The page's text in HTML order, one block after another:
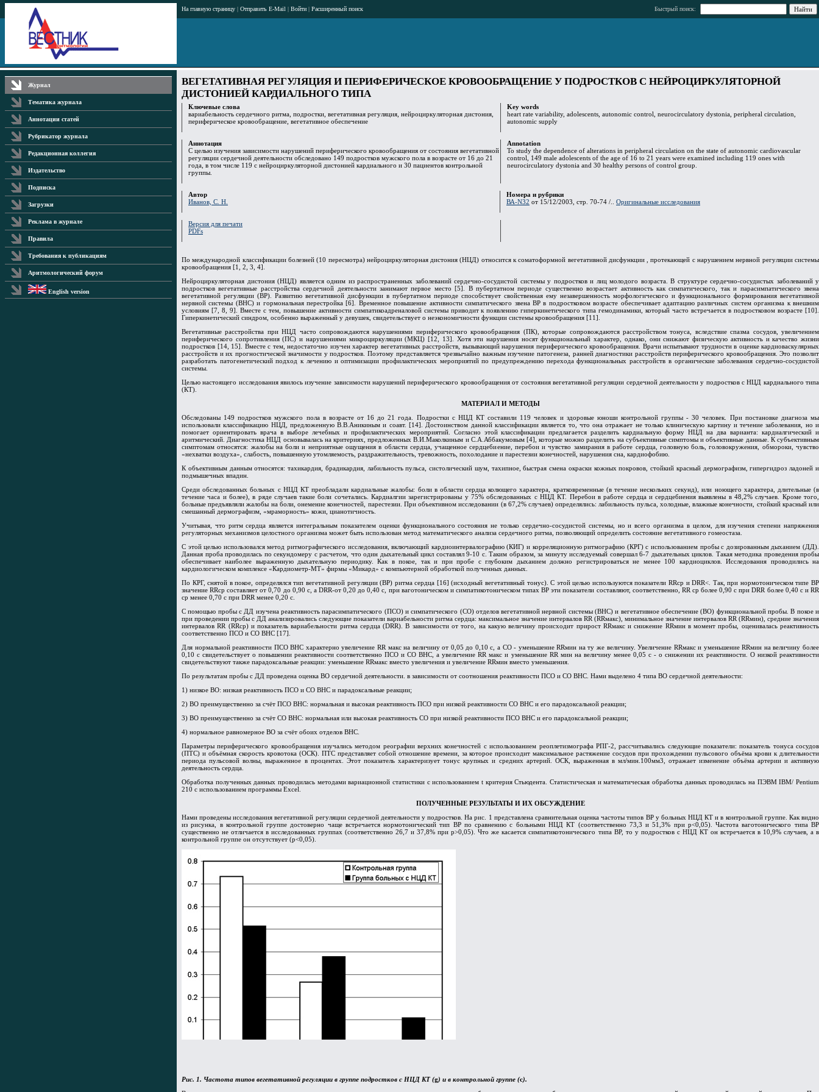
На главную страницу | Отправить E-Mail | Войти | Расширенный поиск Быстрый поиск:
Журнал
Тематика журнала
Аннотации статей
Рубрикатор журнала
Редакционная коллегия
Издательство
Подписка
Загрузки
Реклама в журнале
Правила
Требования к публикациям
Аритмологический форум
English version
ВЕГЕТАТИВНАЯ РЕГУЛЯЦИЯ И ПЕРИФЕРИЧЕСКОЕ КРОВООБРАЩЕНИЕ У ПОДРОСТКОВ С НЕЙРОЦИРКУЛЯТОРНОЙ
ДИСТОНИЕЙ КАРДИАЛЬНОГО ТИПА
Ключевые слова
вариабельность сердечного ритма, подростки, вегетативная регуляция, нейроциркуляторная дистония,
периферическое кровообращение, вегетативное обеспечение
Key words
heart rate variability, adolescents, autonomic control, neurocirculatory dystonia, peripheral circulation,
autonomic supply
Аннотация
С целью изучения зависимости нарушений периферического кровообращения от состояния вегетативной
регуляции сердечной деятельности обследовано 149 подростков мужского пола в возрасте от 16 до 21
года, в том числе 119 с нейроциркуляторной дистонией кардиального и 30 пациентов контрольной
группы.
Annotation
To study the dependence of alterations in peripheral circulation on the state of autonomic cardiovascular
control, 149 male adolescents of the age of 16 to 21 years were examined including 119 ones with
neurocirculatory dystonia and 30 healthy persons of control group.
Автор
Иванов, С. Н.
Номера и рубрики
ВА-N32 от 15/12/2003, стр. 70-74 /.. Оригинальные исследования
Версия для печати
PDFs
По международной классификации болезней (10 пересмотра) нейроциркуляторная дистония (НЦД) относится к соматоформной вегетативной дисфункции , протекающей с нарушением нервной регуляции системы
кровообращения [1, 2, 3, 4].
Нейроциркуляторная дистония (НЦД) является одним из распространенных заболеваний сердечно-сосудистой системы у подростков и лиц молодого возраста. В структуре сердечно-сосудистых заболеваний у
подростков вегетативные расстройства сердечной деятельности занимают первое место [5]. В пубертатном периоде существенно возрастает активность как симпатического, так и парасимпатического звена
вегетативной регуляции (ВР). Развитию вегетативной дисфункции в пубертатном периоде способствует свойственная ему незавершенность морфологического и функционального формирования вегетативной
нервной системы (ВНС) и гормональная перестройка [6]. Временное повышение активности симпатического звена ВР в подростковом возрасте обеспечивает адаптацию различных систем организма к внешним
условиям [7, 8, 9]. Вместе с тем, повышение активности симпатикоадреналовой системы приводит к появлению гиперкинетического типа гемодинамики, который часто встречается в подростковом возрасте [10].
Гиперкинетический синдром, особенно выраженный у девушек, свидетельствует о неэкономичности функции системы кровообращения [11].
Вегетативные расстройства при НЦД часто сопровождаются нарушениями периферического кровообращения (ПК), которые сопровождаются расстройством тонуса, вследствие спазма сосудов, увеличением
периферического сопротивления (ПС) и нарушениями микроциркуляции (МКЦ) [12, 13]. Хотя эти нарушения носят функциональный характер, однако, они снижают физическую активность и качество жизни
подростков [14, 15]. Вместе с тем, недостаточно изучен характер вегетативных расстройств, вызывающий нарушения периферического кровообращения. Врачи испытывают трудности в оценке кардиоваскулярных
расстройств и их прогностической значимости у подростков. Поэтому представляется чрезвычайно важным изучение патогенеза, ранней диагностики расстройств периферического кровообращения. Это позволит
разработать патогенетический подход к лечению и оптимизации профилактических мероприятий по предупреждению перехода функциональных расстройств в органические заболевания сердечно-сосудистой
системы.
Целью настоящего исследования явилось изучение зависимости нарушений периферического кровообращения от состояния вегетативной регуляции сердечной деятельности у подростков с НЦД кардиального типа
(КТ).
МАТЕРИАЛ И МЕТОДЫ
Обследованы 149 подростков мужского пола в возрасте от 16 до 21 года. Подростки с НЦД КТ составили 119 человек и здоровые юноши контрольной группы - 30 человек. При постановке диагноза мы
использовали классификацию НЦД, предложенную В.В.Аникиным и соавт. [14]. Достоинством данной классификации является то, что она отражает не только клиническую картину и течение заболевания, но и
помогает ориентировать врача в выборе лечебных и профилактических мероприятий. Согласно этой классификации предлагается разделить кардиальную форму НЦД на два варианта: кардиалгический и
аритмический. Диагностика НЦД основывалась на критериях, предложенных В.И.Маколкиным и С.А.Аббакумовым [4], которые можно разделить на субъективные симптомы и объективные данные. К субъективным
симптомам относятся: жалобы на боли и неприятные ощущения в области сердца, учащенное сердцебиение, перебои и чувство замирания в работе сердца, головную боль, головокружения, обмороки, чувство
«нехватки воздуха», слабость, повышенную утомляемость, раздражительность, тревожность, похолодание и парестезии конечностей, нарушения сна, кардиофобию.
К объективным данным относятся: тахикардия, брадикардия, лабильность пульса, систолический шум, тахипное, быстрая смена окраски кожных покровов, стойкий красный дермографизм, гипергидроз ладоней и
подмышечных впадин.
Среди обследованных больных с НЦД КТ преобладали кардиальные жалобы: боли в области сердца колющего характера, кратковременные (в течение нескольких секунд), или ноющего характера, длительные (в
течение часа и более), в ряде случаев такие боли сочетались. Кардиалгии зарегистрированы у 75% обследованных с НЦД КТ. Перебои в работе сердца и сердцебиения выявлены в 48,2% случаев. Кроме того,
больные предъявляли жалобы на боли, онемение конечностей, парестезии. При объективном исследовании (в 67,2% случаев) определялись: лабильность пульса, холодные, влажные конечности, стойкий красный или
смешанный дермографизм, «мраморность» кожи, цианотичность.
Учитывая, что ритм сердца является интегральным показателем оценки функционального состояния не только сердечно-сосудистой системы, но и всего организма в целом, для изучения степени напряжения
регуляторных механизмов целостного организма может быть использован метод математического анализа сердечного ритма, позволяющий определить состояние вегетативного гомеостаза.
С этой целью использовался метод ритмографического исследования, включающий кардиоинтервалографию (КИГ) и корреляционную ритмографию (КРГ) с использованием пробы с дозированным дыханием (ДД).
Данная проба проводилась по секундомеру с расчетом, что один дыхательный цикл составлял 9-10 с. Таким образом, за минуту исследуемый совершал 6-7 дыхательных циклов. Такая методика проведения пробы
обеспечивает наиболее выраженную дыхательную периодику. Как в покое, так и при пробе с глубоким дыханием должно регистрироваться не менее 100 кардиоциклов. Исследования проводились на
кардиологическом комплексе «Кардиометр-МТ» фирмы «Микард» с компьютерной обработкой полученных данных.
По КРГ, снятой в покое, определялся тип вегетативной регуляции (ВР) ритма сердца [16] (исходный вегетативный тонус). С этой целью используются показатели RRср иDRR<. Так, при нормотоническом типе ВР
значение RRcр составляет от 0,70 до 0,90 с, аDRR-от 0,20 до 0,40 с, при ваготоническом и симпатикотоническом типах ВР эти показатели составляют, соответственно, RR ср более 0,90 с приDRR более 0,40 с и RR
ср менее 0,70 с при DRR менее 0,20 с.
С помощью пробы с ДД изучена реактивность парасимпатического (ПСО) и симпатического (СО) отделов вегетативной нервной системы (ВНС) и вегетативное обеспечение (ВО) функциональной пробы. В покое и
при проведении пробы с ДД анализировались следующие показатели вариабельности ритма сердца: максимальное значение интервалов RR (RRмакс), минимальное значение интервалов RR (RRмин), средние значения
интервалов RR (RRср) и показатель вариабельности ритма сердца (DRR). В зависимости от того, на какую величину происходит прирост RRмакс и снижение RRмин в момент пробы, оценивалась реактивность
соответственно ПСО и СО ВНС [17].
Для нормальной реактивности ПСО ВНС характерно увеличение RR макс на величину от 0,05 до 0,10 с, а СО - уменьшение RRмин на ту же величину. Увеличение RRмакс и уменьшение RRмин на величину более
0,10 с свидетельствует о повышении реактивности соответственно ПСО и СО ВНС, а увеличение RR макс и уменьшение RR мин на величину менее 0,05 с - о снижении их реактивности. О низкой реактивности
свидетельствуют также парадоксальные реакции: уменьшение RRмакс вместо увеличения и увеличение RRмин вместо уменьшения.
По результатам пробы с ДД проведена оценка ВО сердечной деятельности. в зависимости от соотношения реактивности ПСО и СО ВНС. Нами выделено 4 типа ВО сердечной деятельности:
1) низкое ВО: низкая реактивность ПСО и СО ВНС и парадоксальные реакции;
2) ВО преимущественно за счёт ПСО ВНС: нормальная и высокая реактивность ПСО при низкой реактивности СО ВНС и его парадоксальной реакции;
3) ВО преимущественно за счёт СО ВНС: нормальная или высокая реактивность СО при низкой реактивности ПСО ВНС и его парадоксальной реакции;
4) нормальное равномерное ВО за счёт обоих отделов ВНС.
Параметры периферического кровообращения изучались методом реографии верхних конечностей с использованием реоплетизмографа РПГ-2, рассчитывались следующие показатели: показатель тонуса сосудов
(ПТС) и объёмная скорость кровотока (ОСК). ПТС представляет собой отношение времени, за которое происходит максимальное растяжение сосудов при прохождении пульсового объёма крови к длительности
периода пульсовой волны, выраженное в процентах. Этот показатель характеризует тонус крупных и средних артерий. ОСК, выраженная в мл/мин.100мм3, отражает изменение объёма артерии и активную
деятельность сердца.
Обработка полученных данных проводилась методами вариационной статистики с использованием t критерия Стьюдента. Статистическая и математическая обработка данных проводилась на ПЭВМ IBM/ Pentium
210 с использованием программы Excel.
ПОЛУЧЕННЫЕ РЕЗУЛЬТАТЫ И ИХ ОБСУЖДЕНИЕ
Нами проведены исследования вегетативной регуляции сердечной деятельности у подростков. На рис. 1 представлена сравнительная оценка частоты типов ВР у больных НЦД КТ и в контрольной группе. Как видно
из рисунка, в контрольной группе достоверно чаще встречается нормотонический тип ВР по сравнению с больными НЦД КТ (соответственно 73,3 и 51,3% при р<0,05). Частота ваготонического типа ВР
существенно не отличается в исследованных группах (соответственно 26,7 и 37,8% при р>0,05). Что же касается симпатикотонического типа ВР, то у подростков с НЦД КТ он встречается в 10,9% случаев, а в
контрольной группе он отсутствует (р<0,05).
Рис. 1. Частота типов вегетативной регуляции в группе подростков с НЦД КТ (g) и в контрольной группе (c).